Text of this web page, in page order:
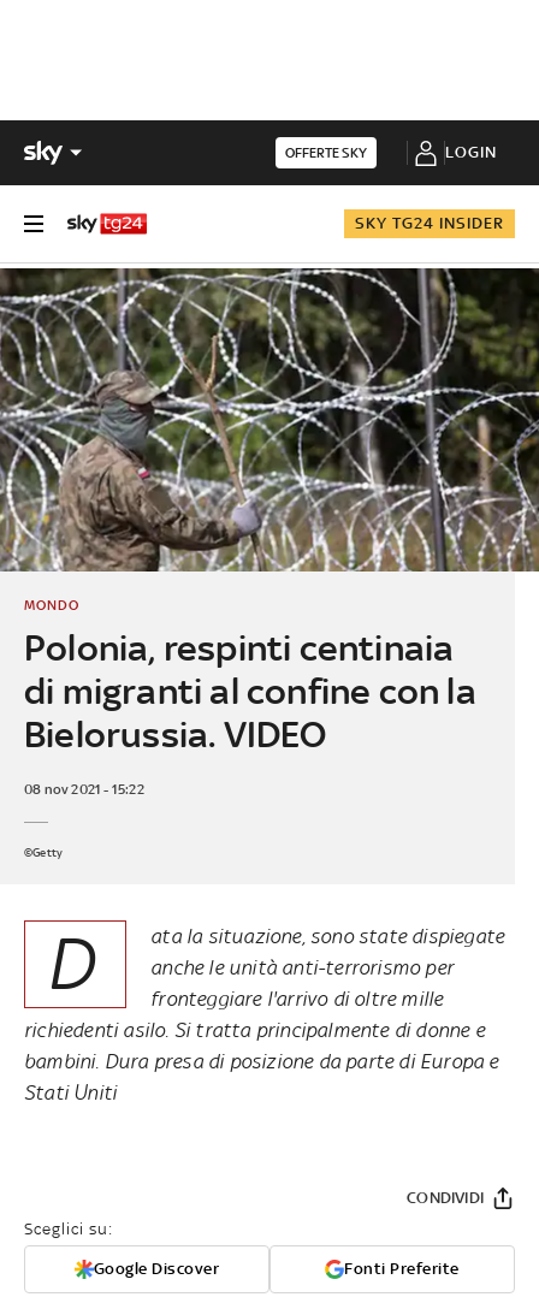
OFFERTE SKY LOGIN
SKY TG24 INSIDER
Polonia, respinti centinaia
di migranti al confine con la
Bielorussia. VIDEO
MONDO
08 nov 2021 - 15:22
©Getty
D
ata la situazione, sono state dispiegate
anche le unità anti-terrorismo per
fronteggiare l'arrivo di oltre mille
richiedenti asilo. Si tratta principalmente di donne e
bambini. Dura presa di posizione da parte di Europa e
Stati Uniti
Sceglici su:
Google Discover Fonti Preferite
CONDIVIDI